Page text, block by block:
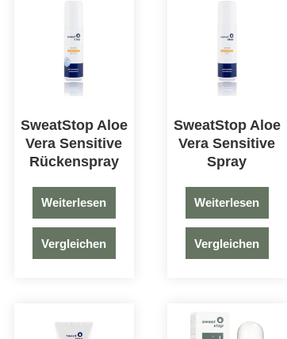
SweatStop Aloe
Vera Sensitive
Rückenspray
Weiterlesen
Vergleichen
SweatStop Aloe
Vera Sensitive
Spray
Weiterlesen
Vergleichen